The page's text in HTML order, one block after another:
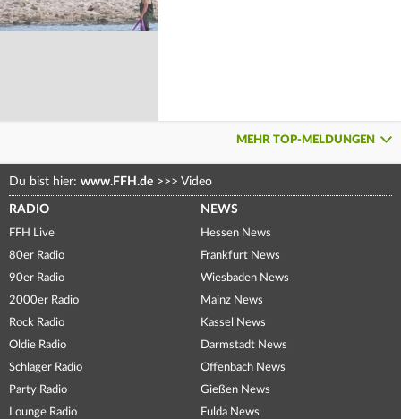
MEHR TOP-MELDUNGEN
Du bist hier: www.FFH.de >>> Video
RADIO
FFH Live
80er Radio
90er Radio
2000er Radio
Rock Radio
Oldie Radio
Schlager Radio
Party Radio
Lounge Radio
NEWS
Hessen News
Frankfurt News
Wiesbaden News
Mainz News
Kassel News
Darmstadt News
Offenbach News
Gießen News
Fulda News